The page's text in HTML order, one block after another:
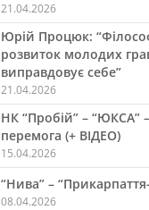
21.04.2026
Юрій Процюк:
розвиток молодих
виправдовує себе”
21.04.2026
НК “Пробій” – “ЮКСА”
перемога (+ ВІДЕО)
15.04.2026
“Нива” –
08.04.2026